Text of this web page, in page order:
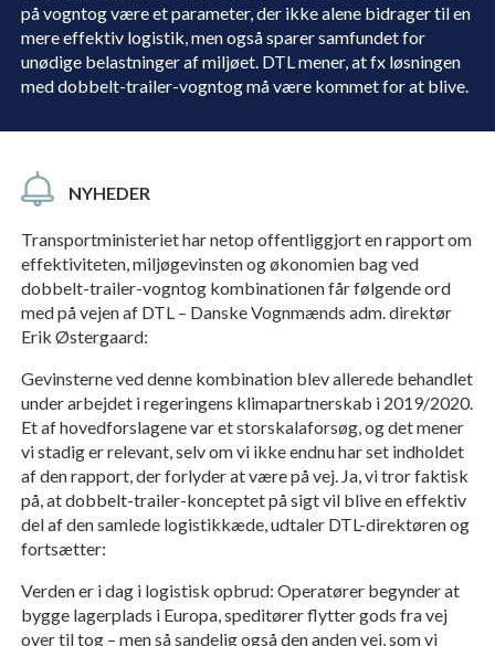
NYHEDER
på vogntog være et parameter, der ikke alene bidrager til en
mere effektiv logistik, men også sparer samfundet for
unødige belastninger af miljøet. DTL mener, at fx løsningen
med dobbelt-trailer-vogntog må være kommet for at blive.
Transportministeriet har netop offentliggjort en rapport om
effektiviteten, miljøgevinsten og økonomien bag ved
dobbelt-trailer-vogntog kombinationen får følgende ord
med på vejen af DTL – Danske Vognmænds adm. direktør
Erik Østergaard:
Gevinsterne ved denne kombination blev allerede behandlet
under arbejdet i regeringens klimapartnerskab i 2019/2020.
Et af hovedforslagene var et storskalaforsøg, og det mener
vi stadig er relevant, selv om vi ikke endnu har set indholdet
af den rapport, der forlyder at være på vej. Ja, vi tror faktisk
på, at dobbelt-trailer-konceptet på sigt vil blive en effektiv
del af den samlede logistikkæde, udtaler DTL-direktøren og
fortsætter:
Verden er i dag i logistisk opbrud: Operatører begynder at
bygge lagerplads i Europa, speditører flytter gods fra vej
over til tog – men så sandelig også den anden vej, som vi